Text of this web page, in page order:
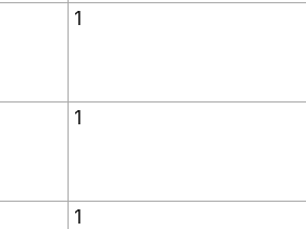
1
1
1